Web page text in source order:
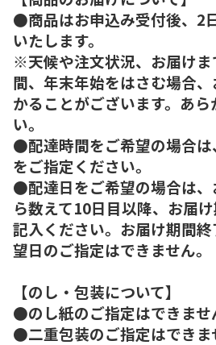
●商品はお申込み受付後、2
いたします。
※天候や注文状況、お届け
間、年末年始をはさむ場合
かることがございます。あ
い。
●配達時間をご希望の場合は
をご指定ください。
●配達日をご希望の場合は
ら数えて10日目以降、お届
記入ください。お届け期間
望日のご指定はできません。
【のし・包装について】
●のし紙のご指定はできませ
●二重包装のご指定はできま